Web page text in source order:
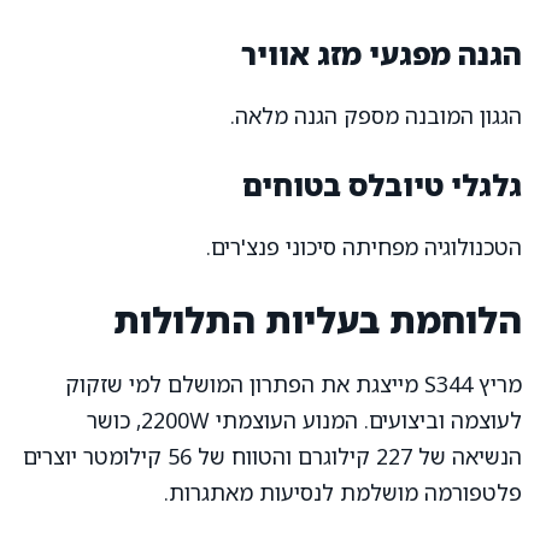
הגנה מפגעי מזג אוויר
הגגון המובנה מספק הגנה מלאה.
גלגלי טיובלס בטוחים
הטכנולוגיה מפחיתה סיכוני פנצ'רים.
הלוחמת בעליות התלולות
מריץ S344 מייצגת את הפתרון המושלם למי שזקוק
לעוצמה וביצועים. המנוע העוצמתי 2200W, כושר
הנשיאה של 227 קילוגרם והטווח של 56 קילומטר יוצרים
פלטפורמה מושלמת לנסיעות מאתגרות.